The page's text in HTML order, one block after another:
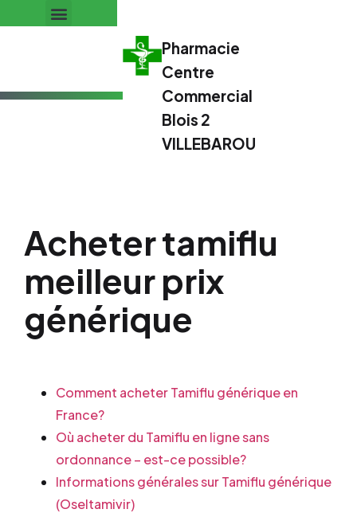
Pharmacie
Centre
Commercial
Blois 2
VILLEBAROU
Acheter tamiflu
meilleur prix
générique
Comment acheter Tamiflu générique en
France?
Où acheter du Tamiflu en ligne sans
ordonnance – est-ce possible?
Informations générales sur Tamiflu générique
(Oseltamivir)